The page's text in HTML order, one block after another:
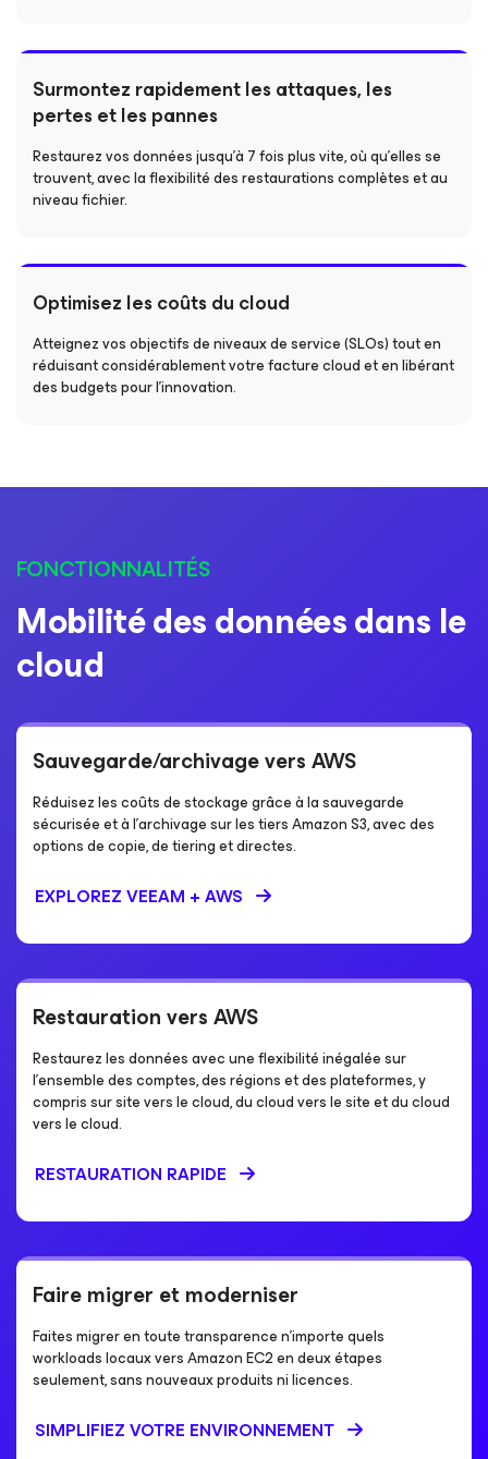
Surmontez rapidement les attaques, les
pertes et les pannes
Restaurez vos données jusqu’à 7 fois plus vite, où qu’elles se
trouvent, avec la flexibilité des restaurations complètes et au
niveau fichier.
Optimisez les coûts du cloud
Atteignez vos objectifs de niveaux de service (SLOs) tout en
réduisant considérablement votre facture cloud et en libérant
des budgets pour l’innovation.
FONCTIONNALITÉS
Mobilité des données dans le
cloud
Sauvegarde/archivage vers AWS
Réduisez les coûts de stockage grâce à la sauvegarde
sécurisée et à l’archivage sur les tiers Amazon S3, avec des
options de copie, de tiering et directes.
EXPLOREZ VEEAM + AWS
Restauration vers AWS
Restaurez les données avec une flexibilité inégalée sur
l’ensemble des comptes, des régions et des plateformes, y
compris sur site vers le cloud, du cloud vers le site et du cloud
vers le cloud.
RESTAURATION RAPIDE
Faire migrer et moderniser
Faites migrer en toute transparence n’importe quels
workloads locaux vers Amazon EC2 en deux étapes
seulement, sans nouveaux produits ni licences.
SIMPLIFIEZ VOTRE ENVIRONNEMENT